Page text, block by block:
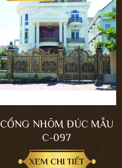
CỔNG NHÔM ĐÚC MẪU
C-097
XEM CHI TIẾT